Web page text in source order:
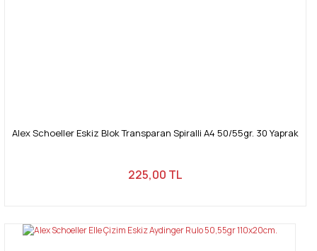
Alex Schoeller Eskiz Blok Transparan Spiralli A4 50/55gr. 30 Yaprak
225,00 TL